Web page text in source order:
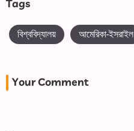
Tags
বিশ্ববিদ্যালয় আমেরিকা-ইসরাইল
Your Comment